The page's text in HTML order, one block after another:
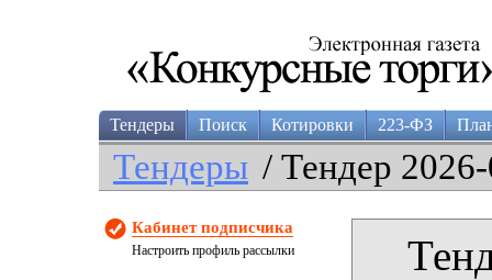
Тендеры Поиск Котировки 223-ФЗ
Тендеры / Тендер
Кабинет подписчика
Настроить профиль рассылки